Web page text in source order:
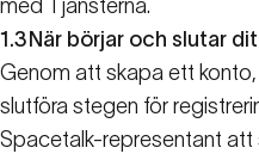
med Tjänsterna.
1.3 När börjar och slutar
Genom att skapa ett konto,
slutföra stegen för
Spacetalk-representant att